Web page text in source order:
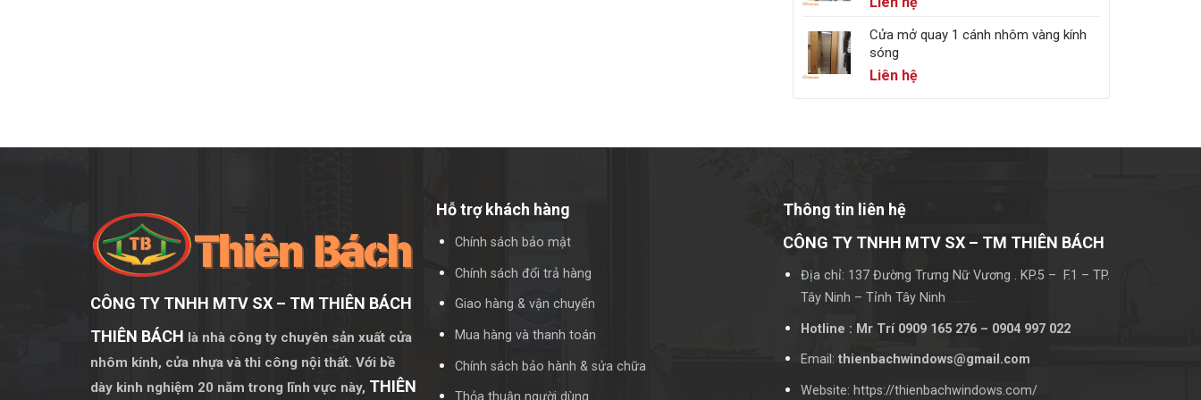
đẹp tinh tế và tiện ích cho người sử dụng. Nếu bạn cần thêm thông tin hoặc hỗ trợ về sản phẩm, hãy liên hệ với
Cửa mở quay 1 cánh nhôm vàng kính
sóng
Liên hệ
CÔNG TY TNHH MTV SX – TM THIÊN BÁCH
THIÊN BÁCH là nhà công ty chuyên sản xuất cửa
nhôm kính, cửa nhựa và thi công nội thất. Với bề
dày kinh nghiệm 20 năm trong lĩnh vực này, THIÊN
Hỗ trợ khách hàng
Chính sách bảo mật
Chính sách đổi trả hàng
Giao hàng & vận chuyển
Mua hàng và thanh toán
Chính sách bảo hành & sửa chữa
Thỏa thuận người dùng
Thông tin liên hệ
CÔNG TY TNHH MTV SX – TM THIÊN BÁCH
Địa chỉ: 137 Đường Trưng Nữ Vương . KP.5 – F.1 – TP.
Tây Ninh – Tỉnh Tây Ninh
Hotline : Mr Trí 0909 165 276 – 0904 997 022
Email:thienbachwindows@gmail.com
Website: https://thienbachwindows.com/